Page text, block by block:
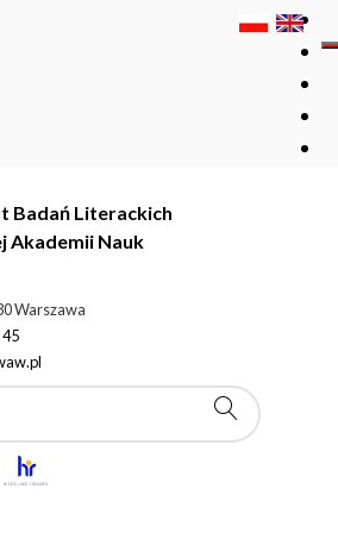
Badań Literackich
Akademii Nauk
Warszawa
45
Polskiej Akademii Nauk
Szczegłow